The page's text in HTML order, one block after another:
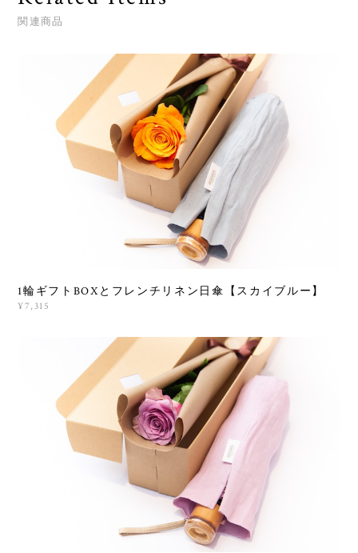
関連商品
1輪ギフトBOXとフレンチリネン日傘【スカイブルー】
¥7,315